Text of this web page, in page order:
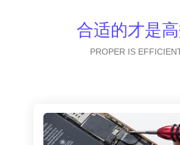
合适的才是
PROPER IS